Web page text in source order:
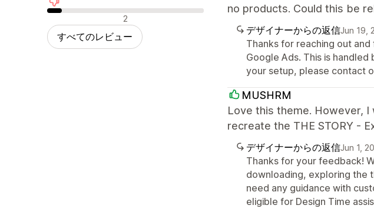
否定的なレビュー2
すべてのレビュー
no products. Could this be
デザイナーからの返信Jun 19,
Thanks for reaching out
Google Ads. This is
your setup, please contact
MUSHRM
Love this theme. However,
recreate the THE STORY -
デザイナーからの返信Jun 1,
Thanks for your feedback!
downloading, exploring the
need any guidance with
eligible for Design Time